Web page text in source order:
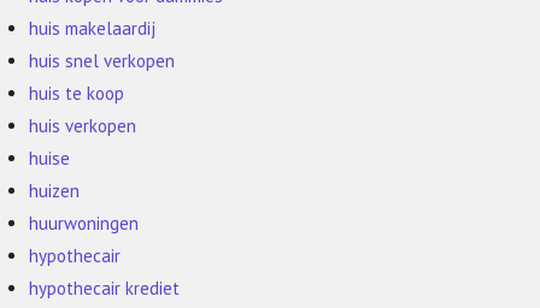
huis makelaardij
huis snel verkopen
huis te koop
huis verkopen
huise
huizen
huurwoningen
hypothecair
hypothecair krediet